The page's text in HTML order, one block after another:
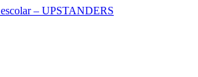
– UPSTANDERS